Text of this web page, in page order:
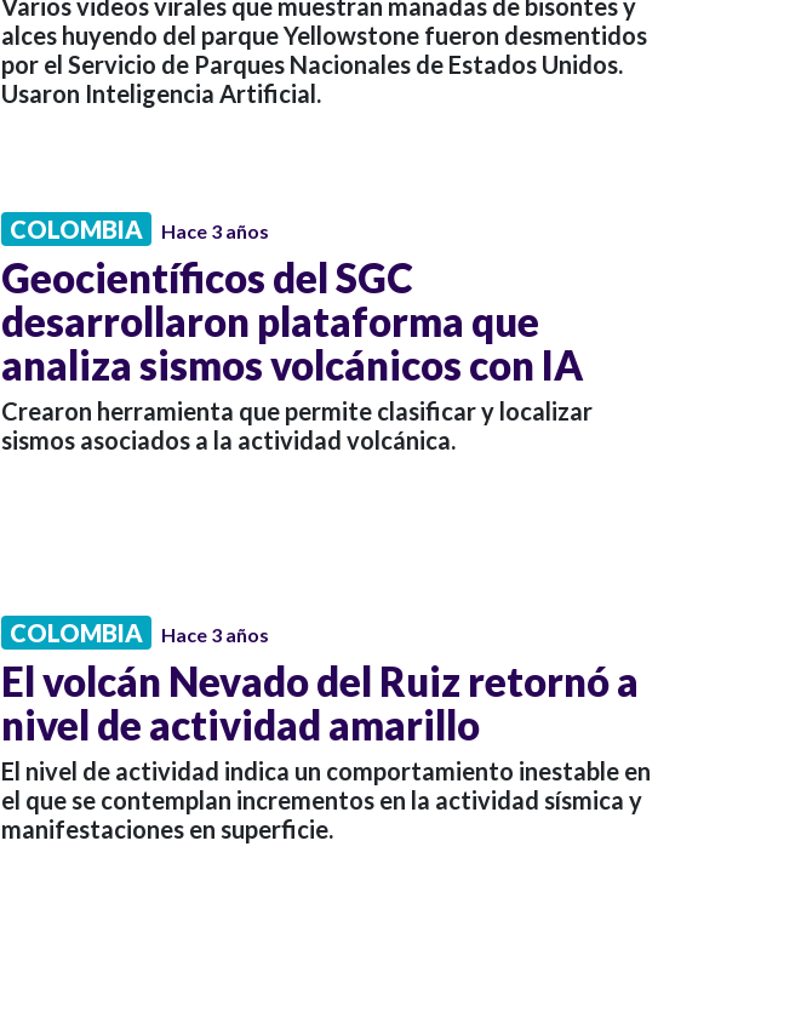
Varios videos virales que muestran manadas de bisontes y
alces huyendo del parque Yellowstone fueron desmentidos
por el Servicio de Parques Nacionales de Estados Unidos.
Usaron Inteligencia Artificial.
COLOMBIA Hace 3 años
Geocientíficos del SGC
desarrollaron plataforma que
analiza sismos volcánicos con IA
Crearon herramienta que permite clasificar y localizar
sismos asociados a la actividad volcánica.
COLOMBIA Hace 3 años
El volcán Nevado del Ruiz retornó a
nivel de actividad amarillo
El nivel de actividad indica un comportamiento inestable en
el que se contemplan incrementos en la actividad sísmica y
manifestaciones en superficie.